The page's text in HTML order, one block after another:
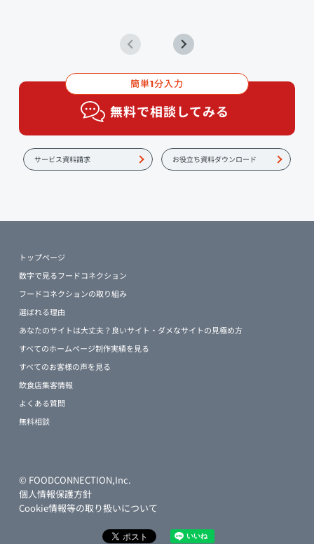
簡単1分入力
無料で相談してみる
サービス資料請求 お役立ち資料ダウンロード
トップページ
数字で見るフードコネクション
フードコネクションの取り組み
選ばれる理由
あなたのサイトは大丈夫？良いサイト・ダメなサイトの見極め方
すべてのホームページ制作実績を見る
すべてのお客様の声を見る
飲食店集客情報
よくある質問
無料相談
© FOODCONNECTION,Inc.
個人情報保護方針
Cookie情報等の取り扱いについて